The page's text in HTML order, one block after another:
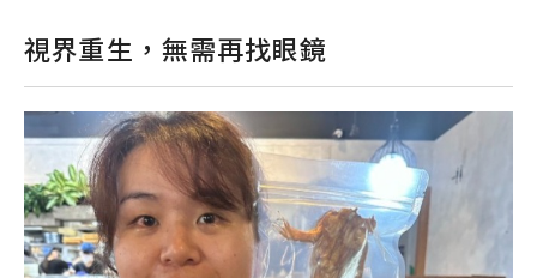
視界重生，無需再找眼鏡